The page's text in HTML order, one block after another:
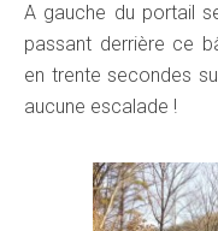
A gauche du portail
passant derrière ce
en trente secondes
aucune escalade !